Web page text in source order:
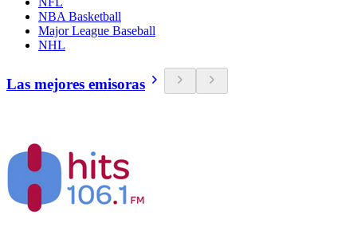
NBA Basketball
Major League Baseball
NHL
Las mejores emisoras